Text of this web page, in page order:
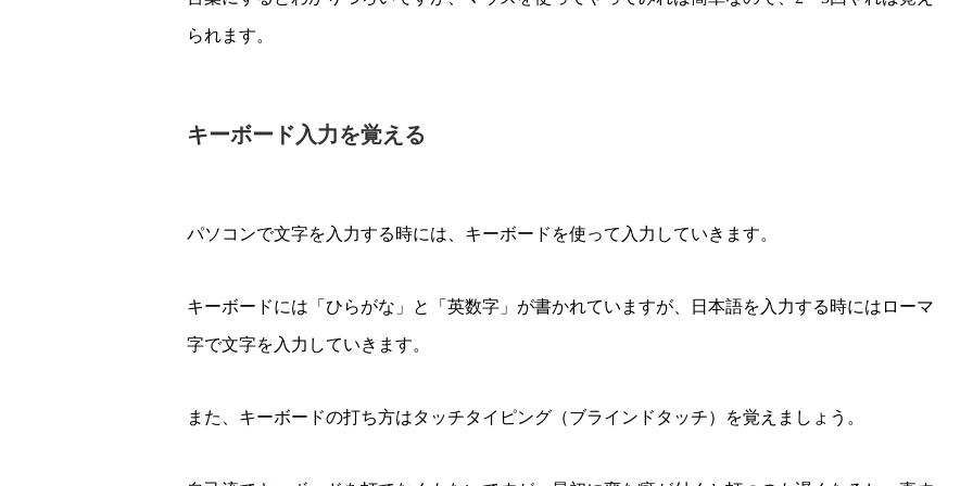
られます。
キーボード入力を覚える
パソコンで文字を入力する時には、キーボードを使って入力していきます。
キーボードには「ひらがな」と「英数字」が書かれていますが、日本語を入力する時にはローマ
字で文字を入力していきます。
また、キーボードの打ち方はタッチタイピング（ブラインドタッチ）を覚えましょう。